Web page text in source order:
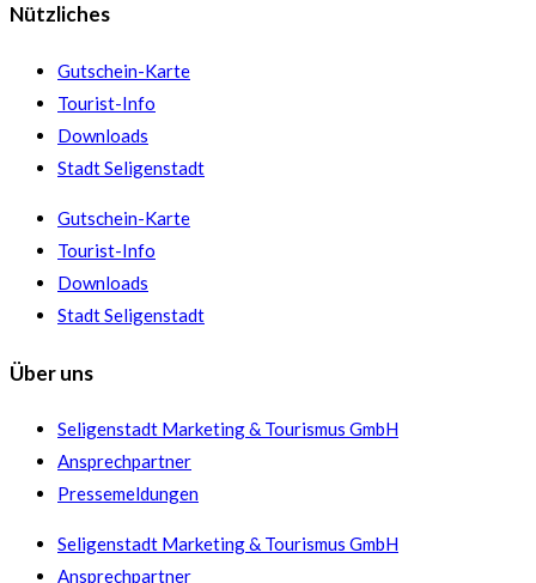
Nützliches
Gutschein-Karte
Tourist-Info
Downloads
Stadt Seligenstadt
Gutschein-Karte
Tourist-Info
Downloads
Stadt Seligenstadt
Über uns
Seligenstadt Marketing & Tourismus GmbH
Ansprechpartner
Pressemeldungen
Seligenstadt Marketing & Tourismus GmbH
Ansprechpartner